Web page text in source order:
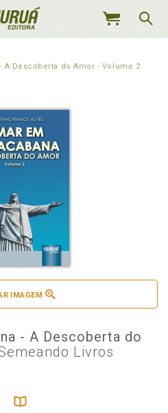
MEU
A Descoberta do Amor - Volume 2
IMAGEM
- A Descoberta do
Livros